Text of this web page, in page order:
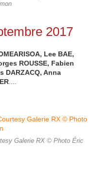
2017
Lee BAE,
ROUSSE, Fabien
DARZACQ, Anna
Galerie RX © Photo Éric